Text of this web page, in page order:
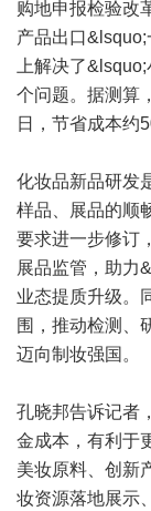
购地申报检验改
产品出口
上解决了
个问题。据测算
日，节省成本约
化妆品新品研发
样品、展品的顺
要求进一步修订
展品监管，助力
业态提质升级。
围，推动检测、
迈向制妆强国。
孔晓邦告诉记者
金成本，有利于
美妆原料、创新
妆资源落地展示